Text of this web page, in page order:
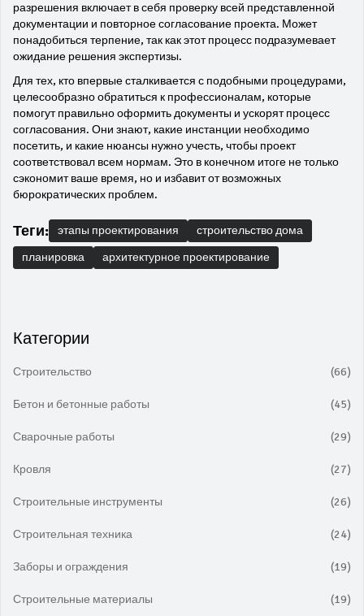
разрешения включает в себя проверку всей представленной
документации и повторное согласование проекта. Может
понадобиться терпение, так как этот процесс подразумевает
ожидание решения экспертизы.
Для тех, кто впервые сталкивается с подобными процедурами,
целесообразно обратиться к профессионалам, которые
помогут правильно оформить документы и ускорят процесс
согласования. Они знают, какие инстанции необходимо
посетить, и какие нюансы нужно учесть, чтобы проект
соответствовал всем нормам. Это в конечном итоге не только
сэкономит ваше время, но и избавит от возможных
бюрократических проблем.
Теги: этапы проектирования
строительство дома
планировка
архитектурное проектирование
Категории
Строительство (66)
Бетон и бетонные работы (45)
Сварочные работы (29)
Кровля (27)
Строительные инструменты (26)
Строительная техника (24)
Заборы и ограждения (19)
Строительные материалы (19)